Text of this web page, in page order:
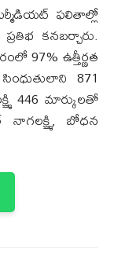
ఫలితాల్లో
కనబర్చారు.
97% ఉత్తీర్ణత
871
446 మార్కులతో
నాగలక్ష్మి, బోధన